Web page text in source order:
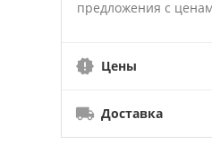
предложения с
Цены
Доставка